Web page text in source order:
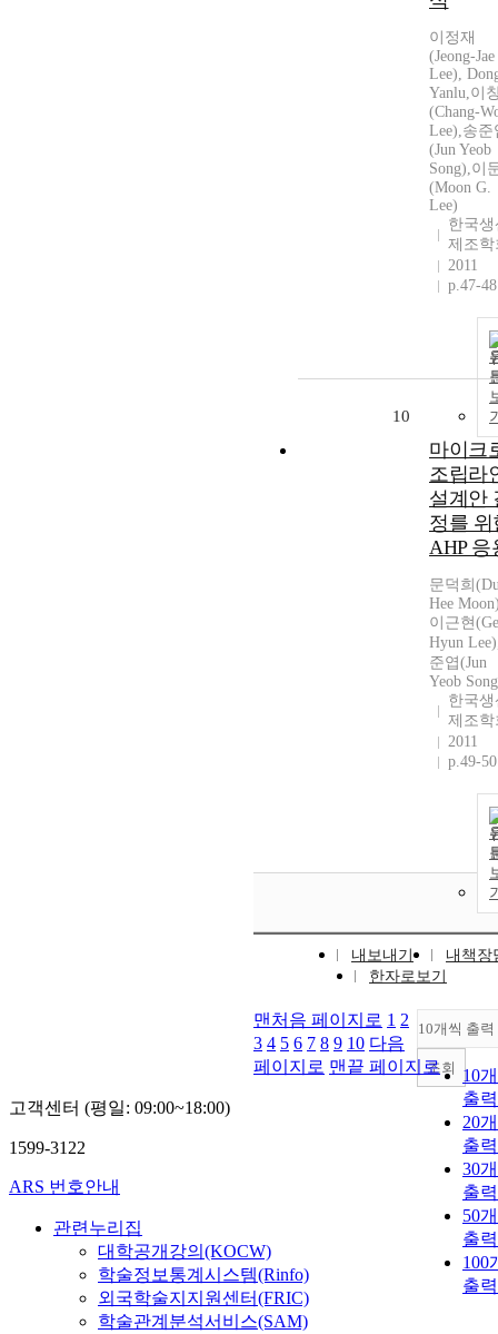
이정재
(Jeong-Jae
Lee),
Yanlu,이
(Chang-
Lee),송준
(Jun Yeob
Song),이
(Moon G.
Lee)
한국생
제조학
2011
p.47-48
10
마이크
조립라
설계안
정를 위
AHP 응
문덕희
Hee
이근현
Hyun
준엽(Jun
Yeob
한국생
제조학
2011
p.49-50
내보내기
내책장
한자로보기
10개씩 출력
10
출력
20
출력
30
출력
50
출력
100
출력
조회
맨처음 페이지로 1 2
3 4 5 6 7 8 9 10 다음
페이지로 맨끝 페이지로
고객센터 (평일: 09:00~18:00)
1599-3122
ARS 번호안내
관련누리집
대학공개강의(KOCW)
학술정보통계시스템(Rinfo)
외국학술지지원센터(FRIC)
학술관계분석서비스(SAM)